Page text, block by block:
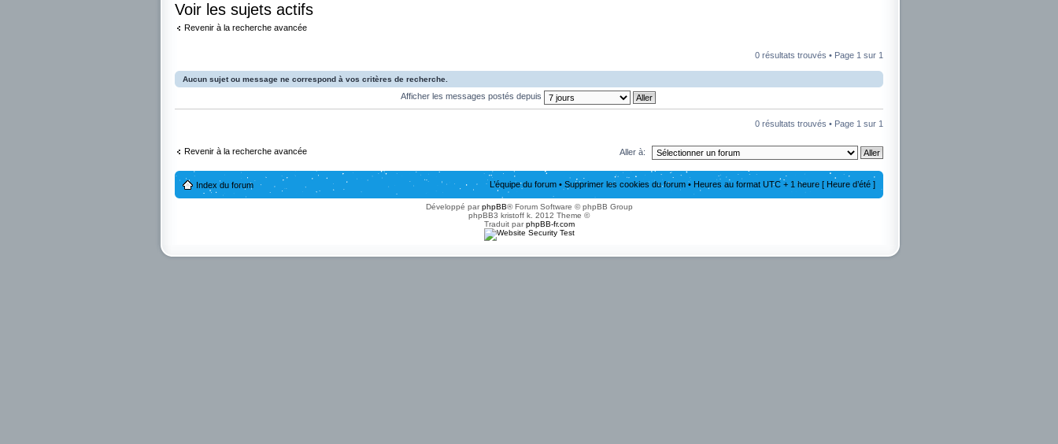
Voir les sujets actifs
Revenir à la recherche avancée
0 résultats trouvés • Page 1 sur 1
Aucun sujet ou message ne correspond à vos critères de recherche.
Afficher les messages postés depuis
0 résultats trouvés • Page 1 sur 1
Revenir à la recherche avancée Aller à:
Index du forum L’équipe du forum • Supprimer les cookies du forum • Heures au format UTC + 1 heure [ Heure d’été ]
Développé parphpBB® Forum Software © phpBB Group
phpBB3 kristoff k. 2012 Theme ©
Traduit parphpBB-fr.com